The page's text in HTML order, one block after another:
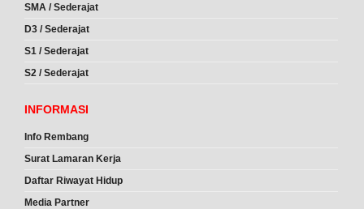
SMA / Sederajat
D3 / Sederajat
S1 / Sederajat
S2 / Sederajat
INFORMASI
Info Rembang
Surat Lamaran Kerja
Daftar Riwayat Hidup
Media Partner